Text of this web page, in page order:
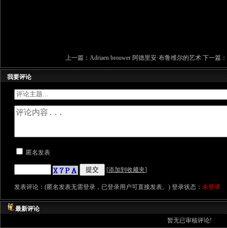
上一篇： Adriaen brouwer 阿德里安·布鲁维尔的艺术下一篇：
我要评论
匿名发表
[添加到收藏夹]
发表评论：(匿名发表无需登录，已登录用户可直接发表。) 登录状态： 未登录
最新评论
暂无已审核评论!